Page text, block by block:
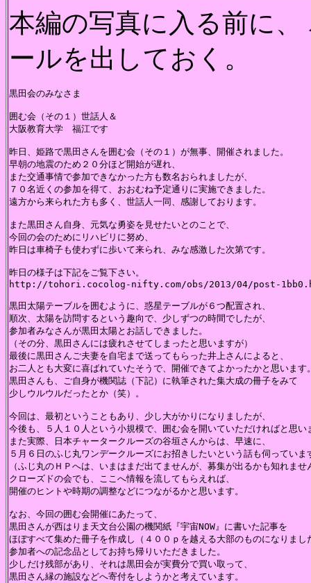
本編の写真に入る前に
ールを出しておく。
黒田会のみなさま
囲む会（その１）世話人＆
大阪教育大学　福江です
昨日、姫路で黒田さんを囲む会（その１）が無事、開催されました。
早朝の地震のため２０分ほど開始が遅れ、
また交通事情で参加できなかった方も数名おられましたが、
７０名近くの参加を得て、おおむね予定通りに実施できました。
遠方から来られた方も多く、世話人一同、感謝しております。
また黒田さん自身、元気な勇姿を見せたいとのことで、
今回の会のためにリハビリに努め、
昨日は車椅子も使わずに歩いて来られ、みな感激した次第です。
昨日の様子は下記をご覧下さい。
http://tohori.cocolog-nifty.com/obs/2013/04/post-
黒田太陽テーブルを囲むように、惑星テーブルが６つ配置され、
順次、太陽を訪問するという趣向で、少しずつの時間でしたが、
参加者みなさんが黒田太陽とお話しできました。
（その分、黒田さんには疲れさせてしまったと思いますが）
最後に黒田さんご夫妻を自宅まで送ってもらった井上さんによると、
お二人とも大変に喜ばれていたそうで、開催できてよかったかと思います
黒田さんも、ご自身が機関誌（下記）に執筆された集大成の冊子をみて
少しウルウルだったとか（笑）。
今回は、最初ということもあり、少し大がかりになりましたが、
今後も、５人１０人という小規模で、囲む会を開いていただければと思い
また実際、日本チャータークルーズの谷垣さんからは、早速に、
５月６日のふじ丸ワンデークルーズにお招きしたいという話も伺っていま
（ふじ丸のＨＰへは、いまはまだ出てませんが、募集が出るかも知れませ
クローズドの会でも、ここへ情報を流してもらえれば、
開催のヒントや時期の調整などにつながるかと思います。
なお、今回の囲む会開催にあたって、
黒田さんが西はりま天文台公園の機関紙『宇宙NOW』に書いた記事を
ほぼすべて集めた冊子を作成し（４００ｐを越える大部のものになりまし
参加者への記念品としてお持ち帰りいただきました。
少しだけ残部があり、それは黒田会が実費分で買い取って、
黒田さん縁の施設などへ寄付をしようかと考えています。